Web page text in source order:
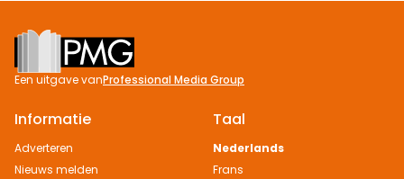
Footer
Een uitgave vanProfessional Media Group
Informatie
Adverteren
Nieuws melden
Taal
Nederlands
Frans